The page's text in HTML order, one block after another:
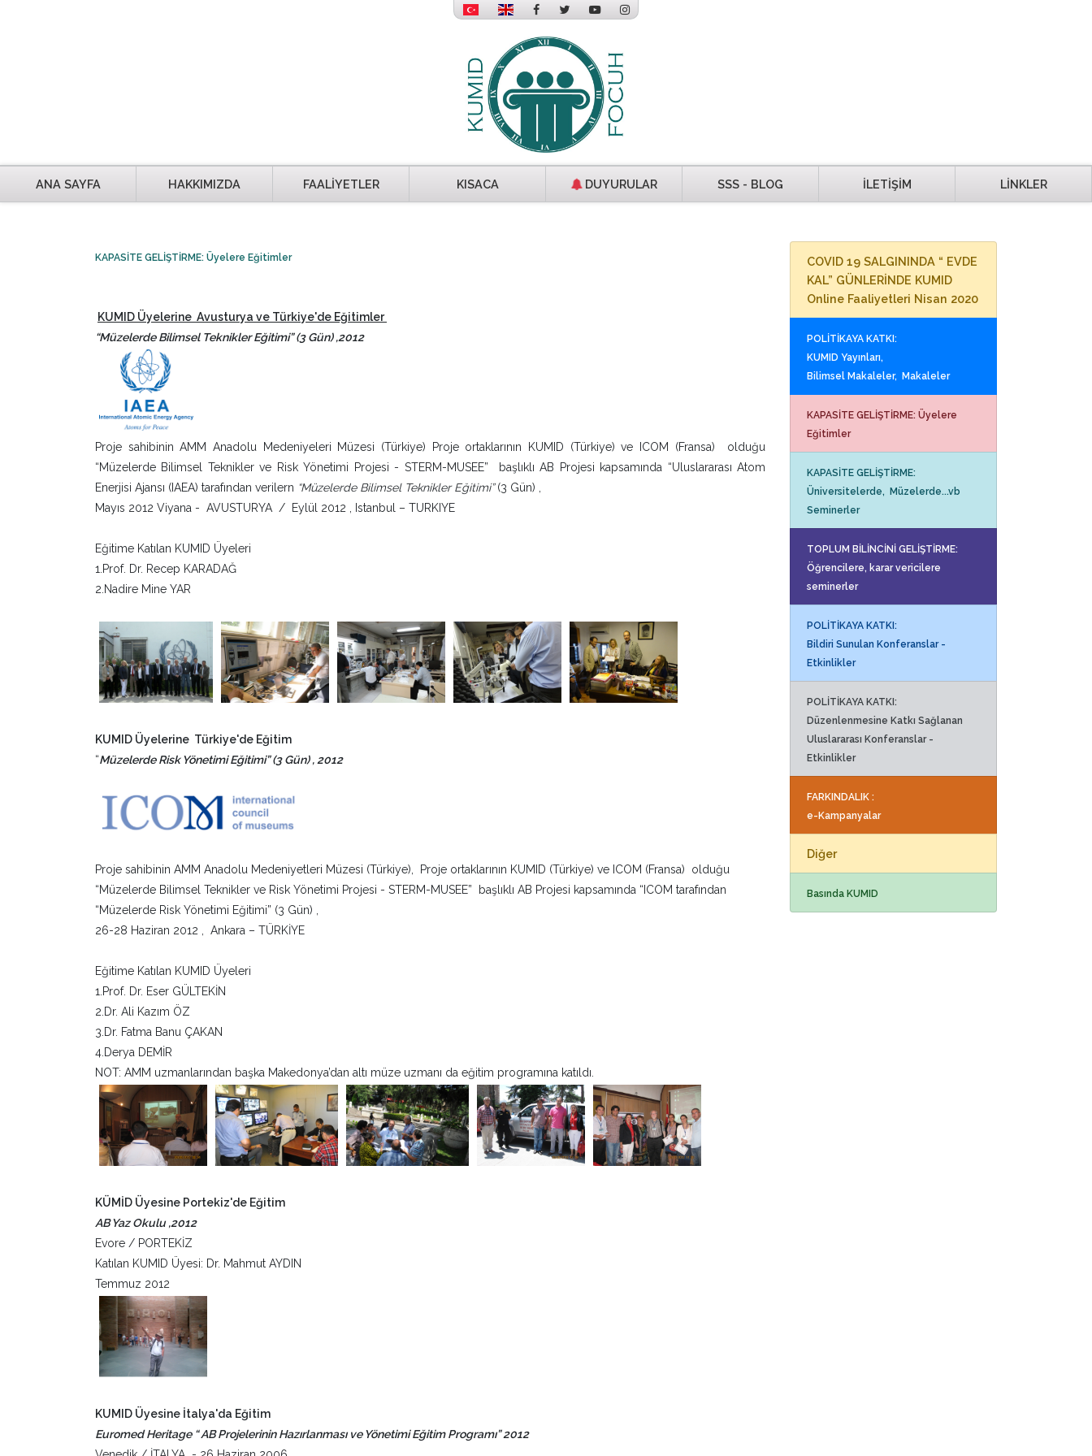
ANA SAYFA HAKKIMIZDA FAALİYETLER KISACA DUYURULAR SSS - BLOG İLETİŞİM LİNKLER
KAPASİTE GELİŞTİRME: Üyelere Eğitimler
KUMID Üyelerine Avusturya ve Türkiye'de Eğitimler
“Müzelerde Bilimsel Teknikler Eğitimi” (3 Gün) ,2012
Proje sahibinin AMM Anadolu Medeniyeleri Müzesi (Türkiye) Proje ortaklarının KUMID (Türkiye) ve ICOM (Fransa) olduğu
“Müzelerde Bilimsel Teknikler ve Risk Yönetimi Projesi - STERM-MUSEE” başlıklı AB Projesi kapsamında “Uluslararası Atom
Enerjisi Ajansı (IAEA) tarafından verilern “Müzelerde Bilimsel Teknikler Eğitimi”(3 Gün) ,
Mayıs 2012 Viyana - AVUSTURYA / Eylül 2012 , Istanbul – TURKIYE
Eğitime Katılan KUMID Üyeleri
1.Prof. Dr. Recep KARADAĞ
2.Nadire Mine YAR
KUMID Üyelerine Türkiye'de Eğitim
“Müzelerde Risk Yönetimi Eğitimi” (3 Gün) , 2012
Proje sahibinin AMM Anadolu Medeniyetleri Müzesi (Türkiye), Proje ortaklarının KUMID (Türkiye) ve ICOM (Fransa) olduğu
“Müzelerde Bilimsel Teknikler ve Risk Yönetimi Projesi - STERM-MUSEE” başlıklı AB Projesi kapsamında “ICOM tarafından
“Müzelerde Risk Yönetimi Eğitimi” (3 Gün) ,
26-28 Haziran 2012 , Ankara – TÜRKİYE
Eğitime Katılan KUMID Üyeleri
1.Prof. Dr. Eser GÜLTEKİN
2.Dr. Ali Kazım ÖZ
3.Dr. Fatma Banu ÇAKAN
4.Derya DEMİR
NOT: AMM uzmanlarından başka Makedonya’dan altı müze uzmanı da eğitim programına katıldı.
KÜMİD Üyesine Portekiz'de Eğitim
AB Yaz Okulu ,2012
Evore / PORTEKİZ
Katılan KUMID Üyesi: Dr. Mahmut AYDIN
Temmuz 2012
KUMID Üyesine İtalya'da Eğitim
Euromed Heritage “ AB Projelerinin Hazırlanması ve Yönetimi Eğitim Programı” 2012
COVID 19 SALGININDA “ EVDE
KAL” GÜNLERİNDE KUMID
Online Faaliyetleri Nisan 2020
POLİTİKAYA KATKI:
KUMID Yayınları,
Bilimsel Makaleler, Makaleler
KAPASİTE GELİŞTİRME: Üyelere
Eğitimler
KAPASİTE GELİŞTİRME:
Üniversitelerde, Müzelerde...vb
Seminerler
TOPLUM BİLİNCİNİ GELİŞTİRME:
Öğrencilere, karar vericilere
seminerler
POLİTİKAYA KATKI:
Bildiri Sunulan Konferanslar -
Etkinlikler
POLİTİKAYA KATKI:
Düzenlenmesine Katkı Sağlanan
Uluslararası Konferanslar -
Etkinlikler
FARKINDALIK :
e-Kampanyalar
Diğer
Basında KUMID